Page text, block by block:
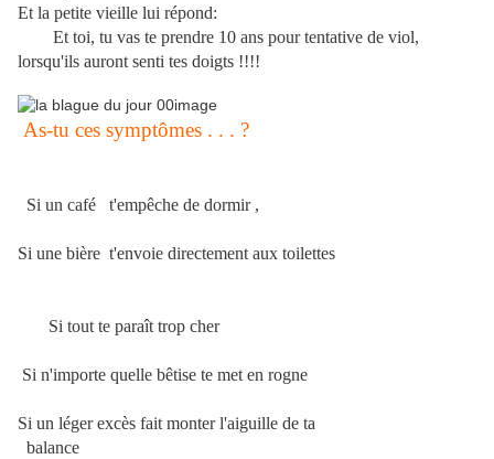
Et la petite vieille lui répond:
Et toi, tu vas te prendre 10 ans pour tentative de viol,
lorsqu'ils auront senti tes doigts !!!!
As-tu ces symptômes . . . ?
Si un café t'empêche de dormir ,
Si une bière t'envoie directement aux toilettes
Si tout te paraît trop cher
Si n'importe quelle bêtise te met en rogne
Si un léger excès fait monter l'aiguille de ta
balance